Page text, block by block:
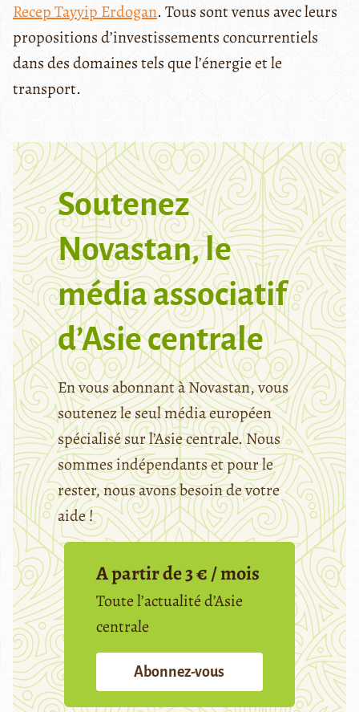
Recep Tayyip Erdogan. Tous sont venus avec leurs
propositions d’investissements concurrentiels
dans des domaines tels que l’énergie et le
transport.
Soutenez
Novastan, le
média associatif
d’Asie centrale
En vous abonnant à Novastan, vous
soutenez le seul média européen
spécialisé sur l’Asie centrale. Nous
sommes indépendants et pour le
rester, nous avons besoin de votre
aide !
A partir de 3 € / mois
Toute l’actualité d’Asie
centrale
Abonnez-vous